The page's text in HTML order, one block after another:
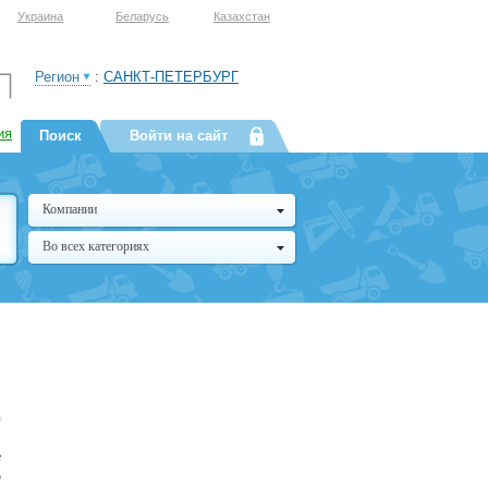
Украина Беларусь Казахстан
Регион : САНКТ-ПЕТЕРБУРГ
Поиск Войти на сайт
Компании
Во всех категориях